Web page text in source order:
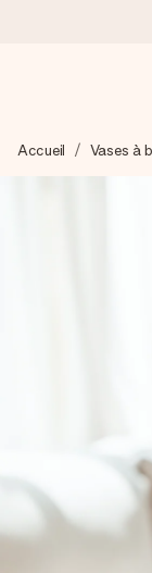
Nous
en un éclair –
4,8 (sur la
Nos cadeaux
une note de
pays où nous
Carte de
Créez quelque
son prénom,
Sans
Accueil Vases à